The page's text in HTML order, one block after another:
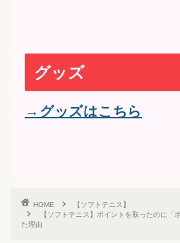
グッズ
→グッズはこちら
HOME
【ソフトテニス】
【ソフトテニス】ポイントを取ったのに「
た理由